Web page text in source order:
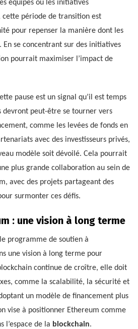
équipes ou les initiatives
cette période de transition est
pour repenser la manière dont les
En se concentrant sur des initiatives
pourrait maximiser l’impact de
pause est un signal qu’il est temps
devront peut-être se tourner vers
comme les levées de fonds en
avec des investisseurs privés,
modèle soit dévoilé. Cela pourrait
plus grande collaboration au sein de
avec des projets partageant des
surmonter ces défis.
: une vision à long terme
programme de soutien à
une vision à long terme pour
continue de croître, elle doit
comme la scalabilité, la sécurité et
un modèle de financement plus
vise à positionner Ethereum comme
l’espace de la blockchain.